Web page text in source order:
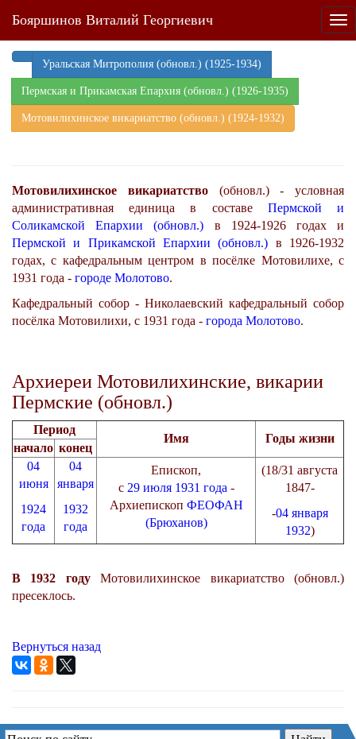
Бояршинов Виталий Георгиевич
Уральская Митрополия (обновл.) (1925-1934)
Пермская и Прикамская Епархия (обновл.) (1926-1935)
Мотовилихинское викариатство (обновл.) (1924-1932)
Мотовилихинское викариатство(обновл.) - условная
административная единица в составе Пермской и
Соликамской Епархии (обновл.) в 1924-1926 годах и
Пермской и Прикамской Епархии (обновл.) в 1926-1932
годах, с кафедральным центром в посёлке Мотовилихе, с
1931 года - городе Молотово.
Кафедральный собор - Николаевский кафедральный собор
посёлка Мотовилихи, с 1931 года - города Молотово.
Архиереи Мотовилихинские, викарии
Пермские (обновл.)
Период
Имя Годы жизни
начало конец
04
июня
1924
года
04
января
1932
года
Епископ,
с 29 июля 1931 года -
Архиепископ ФЕОФАН
(Брюханов)
(18/31 августа
1847-
-04 января
1932)
В 1932 годуМотовилихинское викариатство (обновл.)
пресеклось.
Вернуться назад